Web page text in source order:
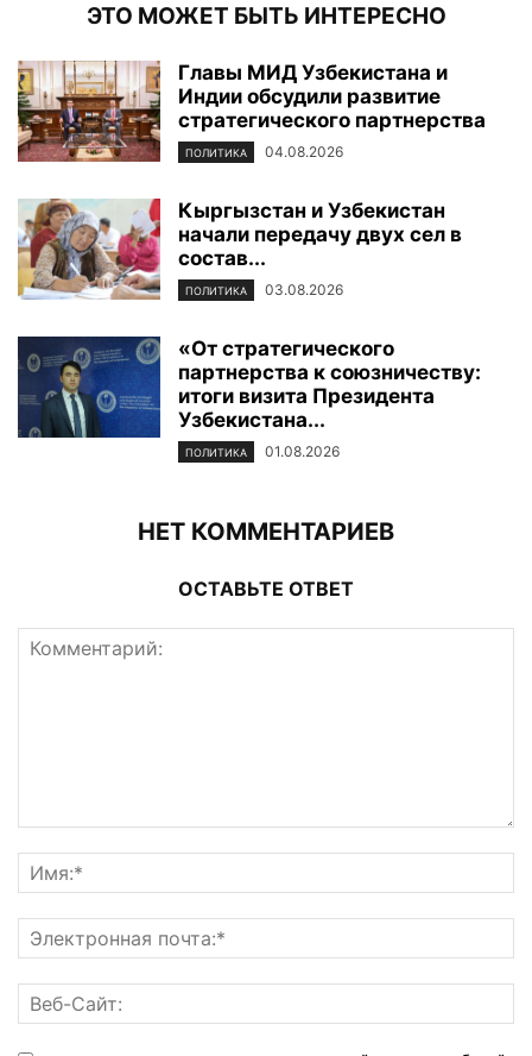
ЭТО МОЖЕТ БЫТЬ ИНТЕРЕСНО
Главы МИД Узбекистана и
Индии обсудили развитие
стратегического партнерства
ПОЛИТИКА 04.08.2026
Кыргызстан и Узбекистан
начали передачу двух сел в
состав...
ПОЛИТИКА 03.08.2026
«От стратегического
партнерства к союзничеству:
итоги визита Президента
Узбекистана...
ПОЛИТИКА 01.08.2026
НЕТ КОММЕНТАРИЕВ
ОСТАВЬТЕ ОТВЕТ